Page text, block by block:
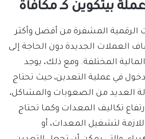
بيتكوين كـ مكافأة
الرقمية المشفرة من أفضل وأكثر
العملات الجديدة دون الحاجة إلى
المختلفة. ومع ذلك، يوجد
في عملية التعدين، حيث تحتاج
العديد من الصعوبات والمشاكل،
تكاليف المعدات وكما تحتاج
لتشغيل المعدات، أو